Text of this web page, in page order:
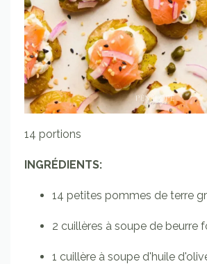
14 portions
INGRÉDIENTS:
14 petites pommes de terre
2 cuillères à soupe de beurre
1 cuillère à soupe d'huile